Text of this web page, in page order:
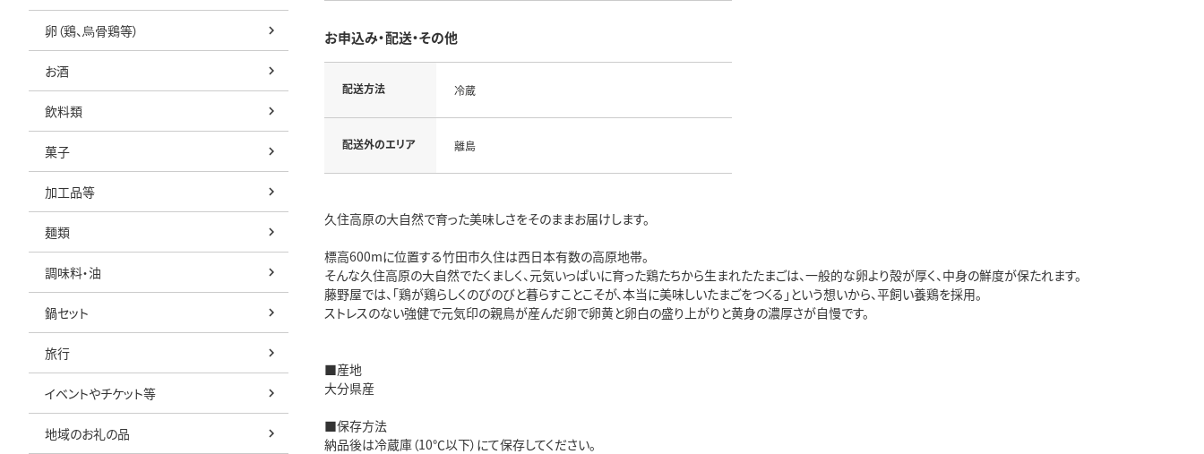
卵（鶏、烏骨鶏等）
お酒
飲料類
菓子
加工品等
麺類
調味料・油
鍋セット
旅行
イベントやチケット等
地域のお礼の品
お申込み・配送・その他
配送方法 冷蔵
配送外のエリア 離島
久住高原の大自然で育った美味しさをそのままお届けします。
標高600mに位置する竹田市久住は西日本有数の高原地帯。
そんな久住高原の大自然でたくましく、元気いっぱいに育った鶏たちから生まれたたまごは、一般的な卵より殻が厚く、中身の鮮度が保たれます。
藤野屋では、「鶏が鶏らしくのびのびと暮らすことこそが、本当に美味しいたまごをつくる」という想いから、平飼い養鶏を採用。
ストレスのない強健で元気印の親鳥が産んだ卵で卵黄と卵白の盛り上がりと黄身の濃厚さが自慢です。
■産地
大分県産
■保存方法
納品後は冷蔵庫（10℃以下）にて保存してください。